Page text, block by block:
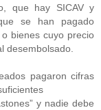
que hay SICAV y
se han pagado
bienes cuyo precio
desembolsado.
pagaron cifras
y nadie debe